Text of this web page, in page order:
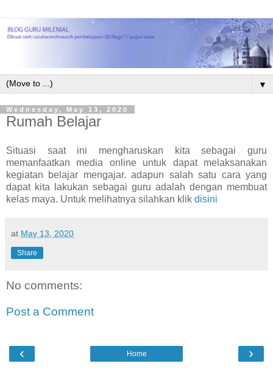
▼
Wednesday, May 13, 2020
Rumah Belajar
Situasi saat ini mengharuskan kita sebagai guru
memanfaatkan media online untuk dapat melaksanakan
kegiatan belajar mengajar. adapun salah satu cara yang
dapat kita lakukan sebagai guru adalah dengan membuat
kelas maya. Untuk melihatnya silahkan klik disini
at May 13, 2020
Share
No comments:
Post a Comment
‹ ›
Home